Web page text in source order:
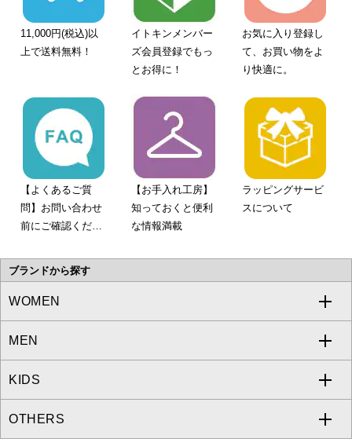
11,000円(税込)以
上で送料無料！
イトキンメンバー
ズ会員登録でもっ
とお得に！
お気に入り登録し
て、お買い物をよ
り快適に。
【よくあるご質
問】お問い合わせ
前にご確認くださ
【お手入れ工房】
知っておくと便利
な情報満載
ラッピングサービ
スについて
ブランドから探す
WOMEN
a.v.v
MICHEL KLEIN
MK MICHEL KLEIN
MEN
a.v.v
MICHEL KLEIN HOMME
KIDS
a.v.v
OTHERS